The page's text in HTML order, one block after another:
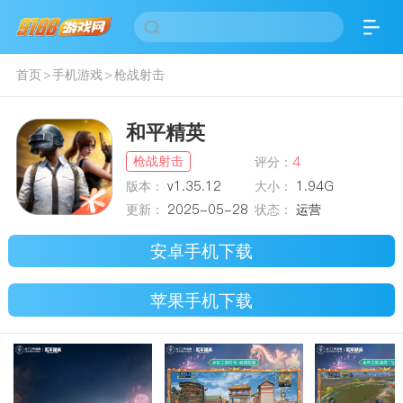
首页>手机游戏>枪战射击
和平精英
枪战射击 评分：4
版本： v1.35.12 大小： 1.94G
更新： 2025-05-28 状态： 运营
安卓手机下载
苹果手机下载